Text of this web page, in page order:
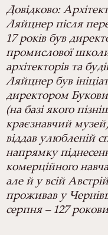
Довідково:
Ляйцнер після
17 років був
промислової
архітекторів та
Ляйцнер був
директором
(на базі якого
краєзнавчий
віддав улюбленій
напрямку
комерційного
але й у всій
проживав у
серпня – 127